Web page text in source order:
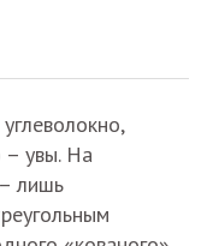
– увы. На
лишь